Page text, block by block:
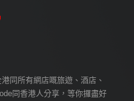
同所有網店嘅旅遊、酒店、
同香港人分享，等你攞盡好